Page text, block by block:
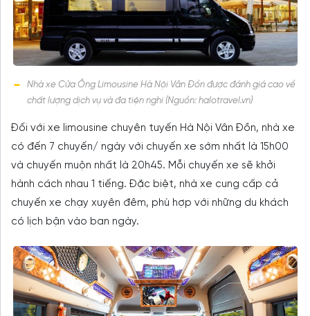
Nhà xe Cửa Ông Limousine Hà Nội Vân Đồn được đánh giá cao về
chất lượng dịch vụ và đa tiện nghi (Nguồn: halotravel.vn)
Đối với xe limousine chuyên tuyến Hà Nội Vân Đồn, nhà xe
có đến 7 chuyến/ ngày với chuyến xe sớm nhất là 15h00
và chuyến muộn nhất là 20h45. Mỗi chuyến xe sẽ khởi
hành cách nhau 1 tiếng. Đặc biệt, nhà xe cung cấp cả
chuyến xe chạy xuyên đêm, phù hợp với những du khách
có lịch bận vào ban ngày.